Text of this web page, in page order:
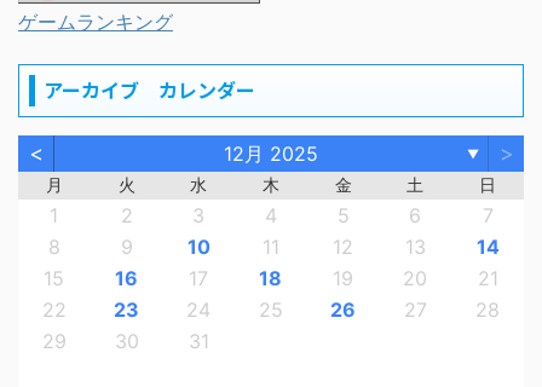
ゲームランキング
アーカイブ カレンダー
< 12月 2025 ▼ >
月 火 水 木 金 土 日
1 2 3 4 5 6
7
8
9 10 11 12 13
14
15
16 17 18 19 20
21
22
23 24 25 26 27
28
29
30 31